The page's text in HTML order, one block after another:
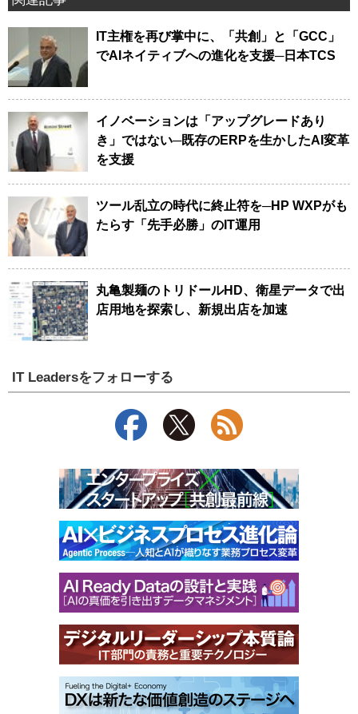
IT主権を再び掌中に、「共創」と「GCC」
でAIネイティブへの進化を支援─日本TCS
イノベーションは「アップグレードあり
き」ではない─既存のERPを生かしたAI変革
を支援
ツール乱立の時代に終止符を─HP WXPがも
たらす「先手必勝」のIT運用
丸亀製麺のトリドールHD、衛星データで出
店用地を探索し、新規出店を加速
IT Leadersをフォローする